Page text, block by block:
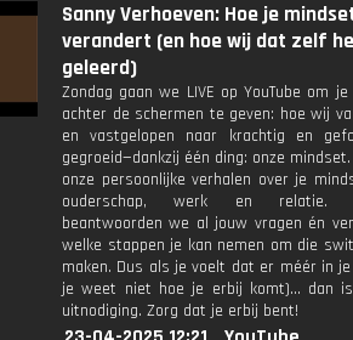
Sanny Verhoeven: Hoe je
verandert (en hoe wij dat zelf
geleerd)
Zondag gaan we LIVE op YouTube om
achter de schermen te geven: hoe wij
en vastgelopen naar krachtig en
gegroeid—dankzij één ding: onze
onze persoonlijke verhalen over je
ouderschap, werk en relatie.
beantwoorden we al jouw vragen én
welke stappen je kan nemen om die
maken. Dus als je voelt dat er méér in
je weet niet hoe je erbij komt)… dan
uitnodiging. Zorg dat je erbij bent!